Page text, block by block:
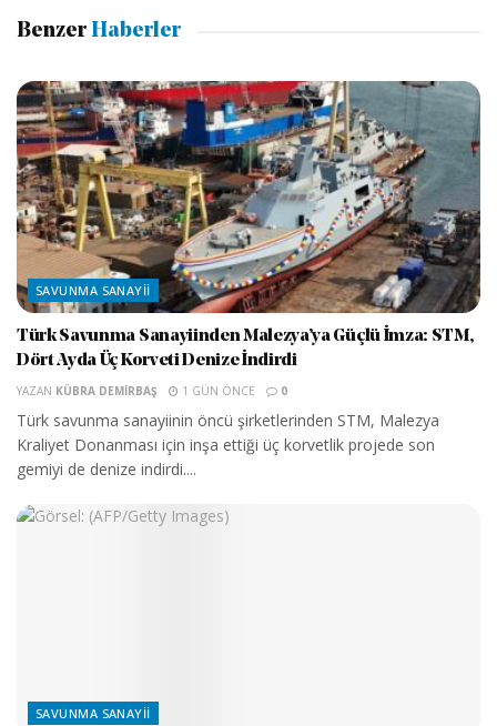
Benzer Haberler
SAVUNMA SANAYII
Türk Savunma Sanayiinden Malezya’ya Güçlü İmza: STM,
Dört Ayda Üç Korveti Denize İndirdi
YAZAN KÜBRA DEMIRBAŞ 1 GÜN ÖNCE 0
Türk savunma sanayiinin öncü şirketlerinden STM, Malezya
Kraliyet Donanması için inşa ettiği üç korvetlik projede son
gemiyi de denize indirdi....
SAVUNMA SANAYII